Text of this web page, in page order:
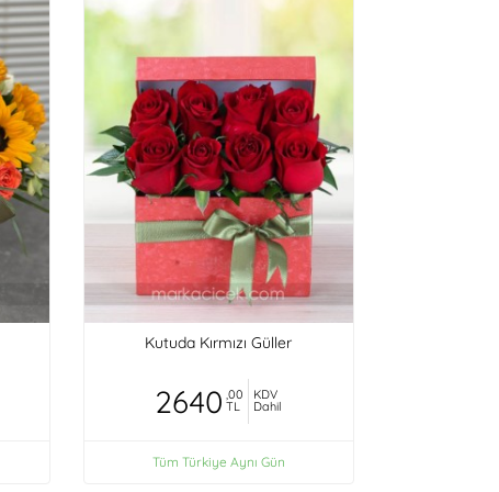
Kutuda Kırmızı Güller
2640 ,00
TL
KDV
Dahil
Tüm Türkiye Aynı Gün